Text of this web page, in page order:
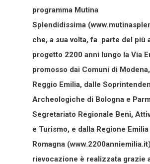
programma Mutina
Splendidissima
che, a sua volta, fa parte del più
progetto 2200 anni lungo la Via
promosso dai Comuni di
Reggio Emilia, dalle
Archeologiche di Bologna e
Segretariato Regionale Beni,
e Turismo, e dalla Regione Emilia 
Romagna
rievocazione è realizzata grazie